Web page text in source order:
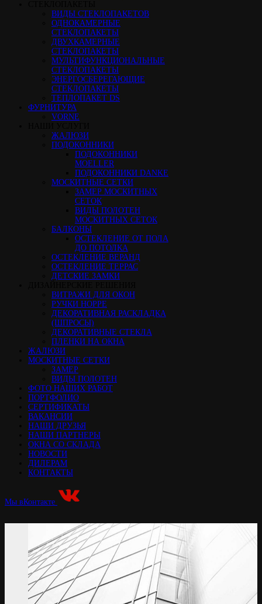
ВИДЫ СТЕКЛОПАКЕТОВ
ОДНОКАМЕРНЫЕ
СТЕКЛОПАКЕТЫ
ДВУХКАМЕРНЫЕ
СТЕКЛОПАКЕТЫ
МУЛЬТИФУНКЦИОНАЛЬНЫЕ
СТЕКЛОПАКЕТЫ
ЭНЕРГОСБЕРЕГАЮЩИЕ
СТЕКЛОПАКЕТЫ
ТЕПЛОПАКЕТ DS
ФУРНИТУРА
VORNE
ЖАЛЮЗИ
ПОДОКОННИКИ
ПОДОКОННИКИ
MOELLER
ПОДОКОННИКИ DANKE
МОСКИТНЫЕ СЕТКИ
ЗАМЕР МОСКИТНЫХ
СЕТОК
ВИДЫ ПОЛОТЕН
МОСКИТНЫХ СЕТОК
БАЛКОНЫ
ОСТЕКЛЕНИЕ ОТ ПОЛА
ДО ПОТОЛКА
ОСТЕКЛЕНИЕ ВЕРАНД
ОСТЕКЛЕНИЕ ТЕРРАС
ДЕТСКИЕ ЗАМКИ
ВИТРАЖИ ДЛЯ ОКОН
РУЧКИ HOPPE
ДЕКОРАТИВНАЯ РАСКЛАДКА
(ШПРОСЫ)
ДЕКОРАТИВНЫЕ СТЕКЛА
ПЛЕНКИ НА ОКНА
ЖАЛЮЗИ
МОСКИТНЫЕ СЕТКИ
ЗАМЕР
ВИДЫ ПОЛОТЕН
ФОТО НАШИХ РАБОТ
ПОРТФОЛИО
СЕРТИФИКАТЫ
ВАКАНСИИ
НАШИ ДРУЗЬЯ
НАШИ ПАРТНЕРЫ
ОКНА СО СКЛАДА
НОВОСТИ
ДИЛЕРАМ
КОНТАКТЫ
Мы вКонтакте